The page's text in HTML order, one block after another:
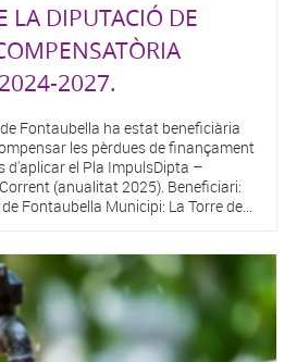
LA DIPUTACIÓ DE
2027.
Fontaubella ha estat beneficiària
les pèrdues de finançament
d'aplicar el Pla ImpulsDipta –
(anualitat 2025). Beneficiari:
Fontaubella Municipi: La Torre de...